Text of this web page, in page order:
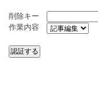
削除キー
作業内容